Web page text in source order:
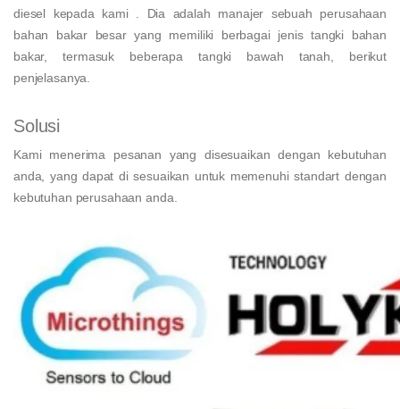
diesel kepada kami . Dia adalah manajer sebuah perusahaan
bahan bakar besar yang memiliki berbagai jenis tangki bahan
bakar, termasuk beberapa tangki bawah tanah, berikut
penjelasanya.
Solusi
Kami menerima pesanan yang disesuaikan dengan kebutuhan
anda, yang dapat di sesuaikan untuk memenuhi standart dengan
kebutuhan perusahaan anda.